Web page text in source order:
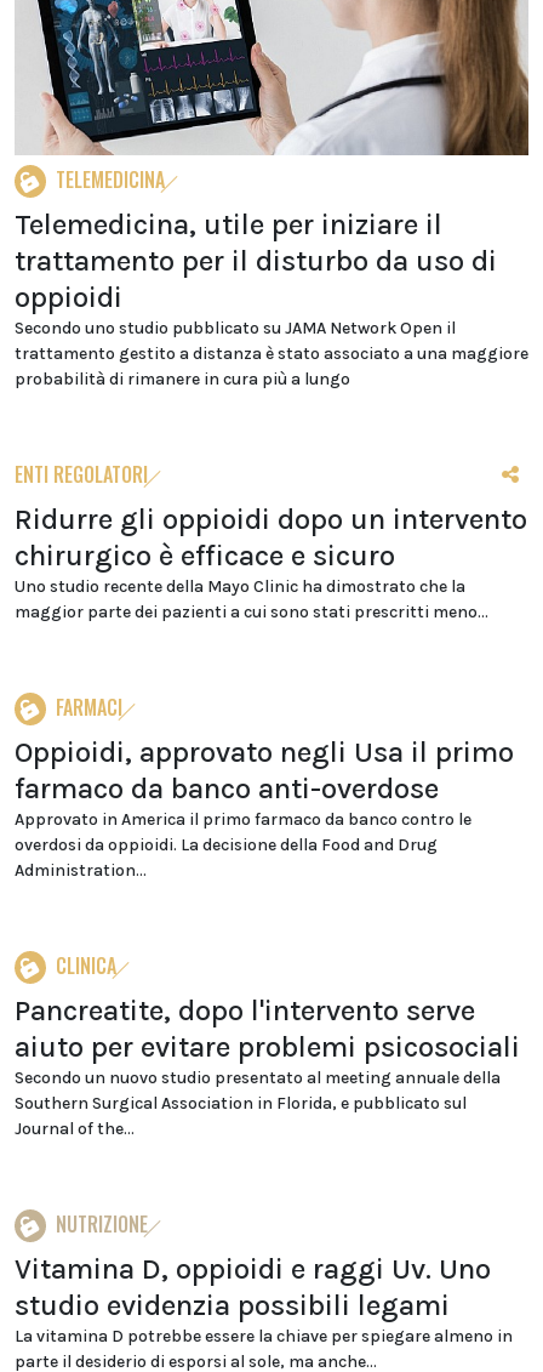
TELEMEDICINA
Telemedicina, utile per iniziare il
trattamento per il disturbo da uso di
oppioidi
Secondo uno studio pubblicato su JAMA Network Open il
trattamento gestito a distanza è stato associato a una maggiore
probabilità di rimanere in cura più a lungo
ENTI REGOLATORI
Ridurre gli oppioidi dopo un intervento
chirurgico è efficace e sicuro
Uno studio recente della Mayo Clinic ha dimostrato che la
maggior parte dei pazienti a cui sono stati prescritti meno...
FARMACI
Oppioidi, approvato negli Usa il primo
farmaco da banco anti-overdose
Approvato in America il primo farmaco da banco contro le
overdosi da oppioidi. La decisione della Food and Drug
Administration...
CLINICA
Pancreatite, dopo l'intervento serve
aiuto per evitare problemi psicosociali
Secondo un nuovo studio presentato al meeting annuale della
Southern Surgical Association in Florida, e pubblicato sul
Journal of the...
NUTRIZIONE
Vitamina D, oppioidi e raggi Uv. Uno
studio evidenzia possibili legami
La vitamina D potrebbe essere la chiave per spiegare almeno in
parte il desiderio di esporsi al sole, ma anche...